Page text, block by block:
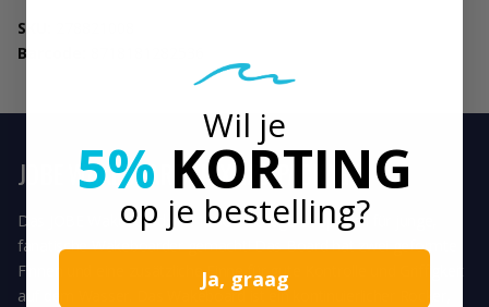
SKU:
Barcode:
JOBE WAKEBOARD JINX 128 PACKAGE
Das JOBE Wakeboard Jinx 128Õ Package ist speziell für junge,
fanatische Wakeboarder gemacht! Das Board hat zwei geformte
Finnen und eine zusätzliche Finne für gute Kontrolle und Griffigkeit
auf dem Wasser. Das Wakeboard ist ein kontinuierlicher Rocker,
Wil je
5% KORTING
op je bestelling?
Ja, graag